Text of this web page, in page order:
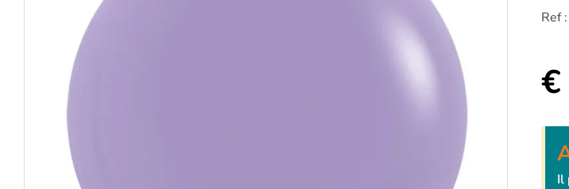
Ref :
€
Il